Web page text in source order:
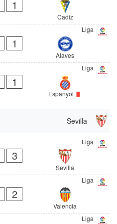
1
Cadiz
Liga
1
Alaves
Liga
1
Espanyol
Sevilla
Liga
3
Sevilla
Liga
2
Valencia
Liga